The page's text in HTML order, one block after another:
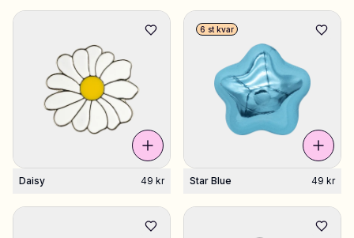
Daisy 49 kr Star Blue 49 kr
6 st kvar